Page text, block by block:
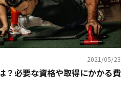
2021/05/23
？必要な資格や取得にかかる費